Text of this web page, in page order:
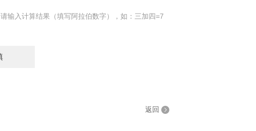
请输入计算结果（填写阿拉伯数字），如：三加四=7
返回